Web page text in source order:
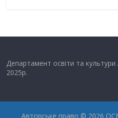
Департамент освіти та культури
2025р.
Авторське право © 2026